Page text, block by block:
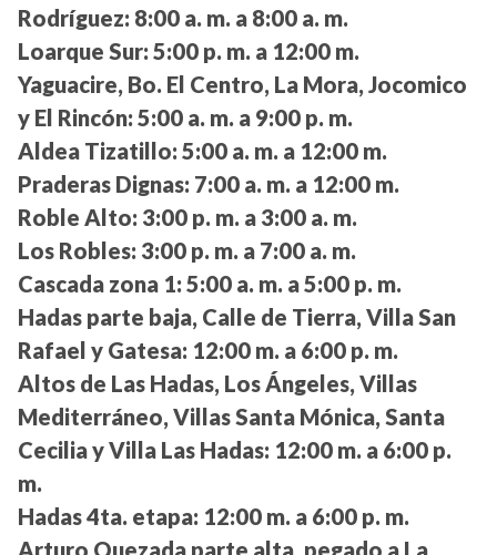
Rodríguez: 8:00 a. m. a 8:00 a. m.
Loarque Sur: 5:00 p. m. a 12:00 m.
Yaguacire, Bo. El Centro, La Mora, Jocomico
y El Rincón: 5:00 a. m. a 9:00 p. m.
Aldea Tizatillo: 5:00 a. m. a 12:00 m.
Praderas Dignas: 7:00 a. m. a 12:00 m.
Roble Alto: 3:00 p. m. a 3:00 a. m.
Los Robles: 3:00 p. m. a 7:00 a. m.
Cascada zona 1: 5:00 a. m. a 5:00 p. m.
Hadas parte baja, Calle de Tierra, Villa San
Rafael y Gatesa: 12:00 m. a 6:00 p. m.
Altos de Las Hadas, Los Ángeles, Villas
Mediterráneo, Villas Santa Mónica, Santa
Cecilia y Villa Las Hadas: 12:00 m. a 6:00 p.
m.
Hadas 4ta. etapa: 12:00 m. a 6:00 p. m.